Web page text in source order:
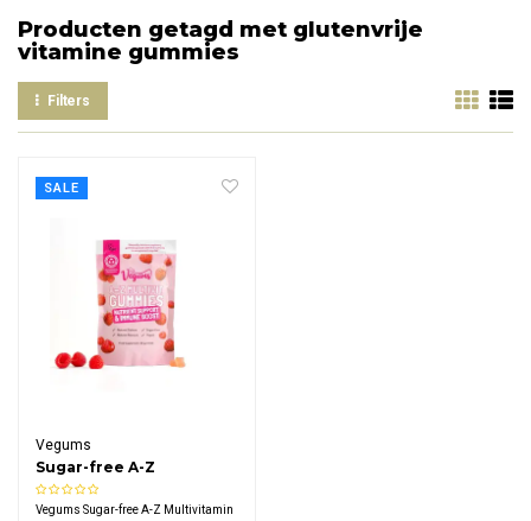
Producten getagd met glutenvrije
vitamine gummies
Filters
SALE
Vegums
Sugar-free A-Z
Multivitamin Gummies
Vegums Sugar-free A-Z Multivitamin